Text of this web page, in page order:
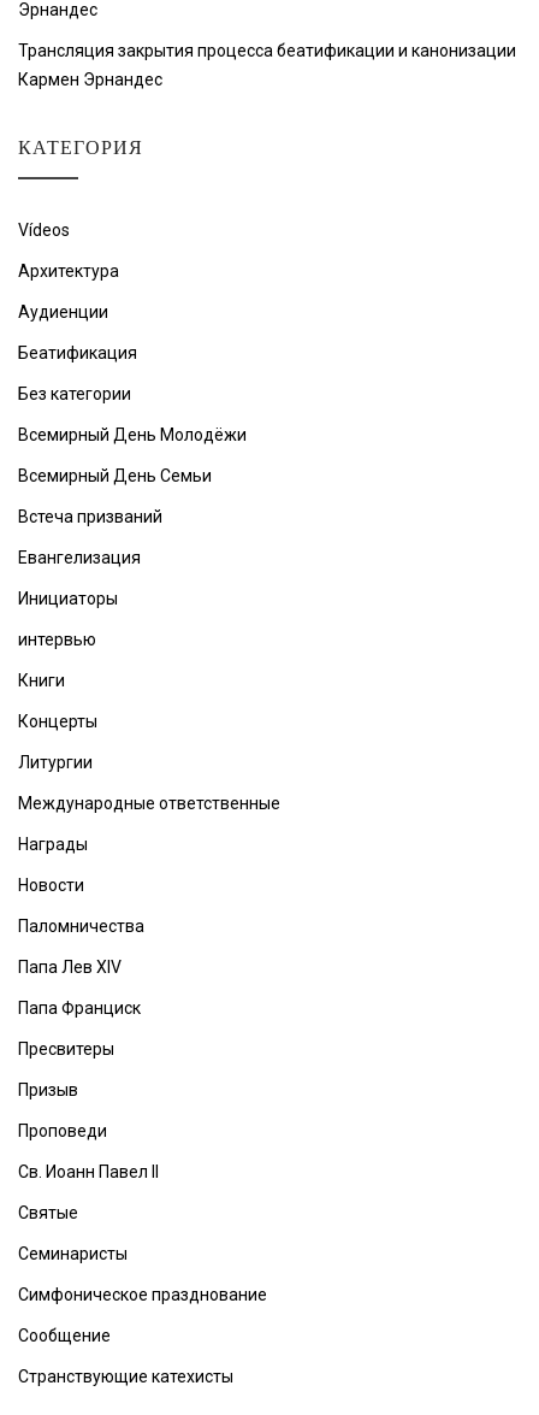
Эрнандес
Трансляция закрытия процесса беатификации и канонизации
Кармен Эрнандес
КАТЕГОРИЯ
Vídeos
Архитектура
Аудиенции
Беатификация
Без категории
Всемирный День Молодёжи
Всемирный День Семьи
Встеча призваний
Евангелизация
Инициаторы
интервью
Книги
Концерты
Литургии
Международные ответственные
Награды
Новости
Паломничества
Папа Лев XIV
Папа Франциск
Пресвитеры
Призыв
Проповеди
Св. Иоанн Павел II
Святые
Семинаристы
Симфоническое празднование
Сообщение
Странствующие катехисты